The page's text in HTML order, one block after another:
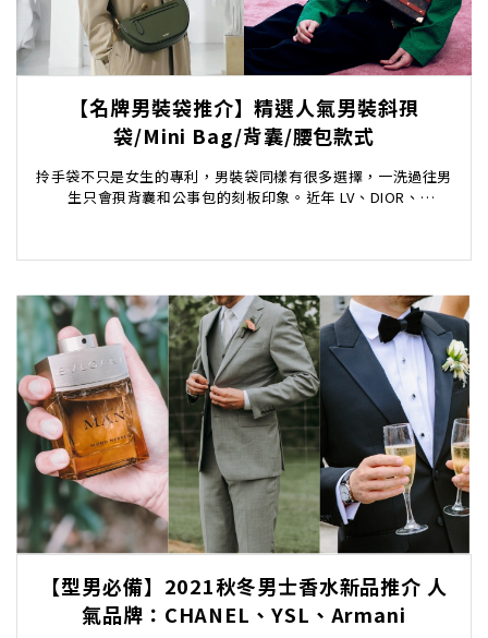
【名牌男裝袋推介】精選人氣男裝斜孭
袋/Mini Bag/背囊/腰包款式
拎手袋不只是女生的專利，男裝袋同樣有很多選擇，一洗過往男
生只會孭背囊和公事包的刻板印象。近年 LV、DIOR、
【型男必備】2021秋冬男士香水新品推介 人
氣品牌：CHANEL、YSL、Armani